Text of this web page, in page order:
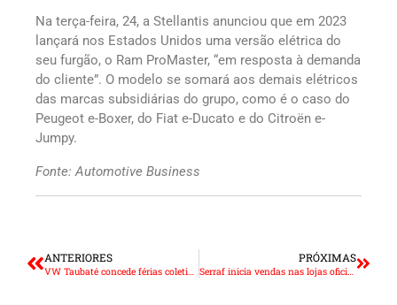
Na terça-feira, 24, a Stellantis anunciou que em 2023
lançará nos Estados Unidos uma versão elétrica do
seu furgão, o Ram ProMaster, “em resposta à demanda
do cliente”. O modelo se somará aos demais elétricos
das marcas subsidiárias do grupo, como é o caso do
Peugeot e-Boxer, do Fiat e-Ducato e do Citroën e-
Jumpy.
Fonte: Automotive Business
ANTERIORES PRÓXIMAS
Serraf inicia vendas nas lojas oficiais KS e Pieburg no Mercado Livre